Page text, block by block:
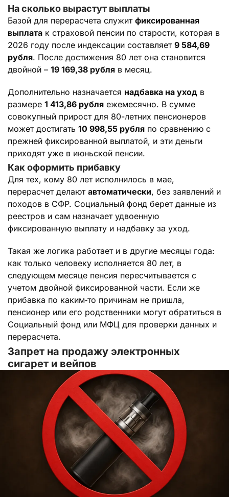
На сколько вырастут выплаты
Базой для перерасчета служит фиксированная
выплата к страховой пенсии по старости, которая в
2026 году после индексации составляет 9 584,69
рубля. После достижения 80 лет она становится
двойной – 19 169,38 рубля в месяц.
Дополнительно назначается надбавка на уход в
размере 1 413,86 рубля ежемесячно. В сумме
совокупный прирост для 80-летних пенсионеров
может достигать 10 998,55 рубля по сравнению с
прежней фиксированной выплатой, и эти деньги
приходят уже в июньской пенсии.
Как оформить прибавку
Для тех, кому 80 лет исполнилось в мае,
перерасчет делают автоматически, без заявлений и
походов в СФР. Социальный фонд берет данные из
реестров и сам назначает удвоенную
фиксированную выплату и надбавку за уход.
Такая же логика работает и в другие месяцы года:
как только человеку исполняется 80 лет, в
следующем месяце пенсия пересчитывается с
учетом двойной фиксированной части. Если же
прибавка по каким‑то причинам не пришла,
пенсионер или его родственники могут обратиться в
Социальный фонд или МФЦ для проверки данных и
перерасчета.
Запрет на продажу электронных
сигарет и вейпов